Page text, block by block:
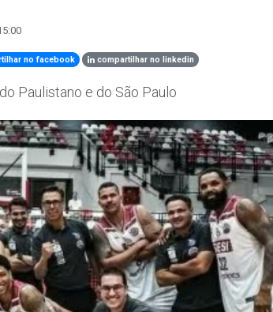
no facebook compartilhar no linkedin
Paulistano e do São Paulo